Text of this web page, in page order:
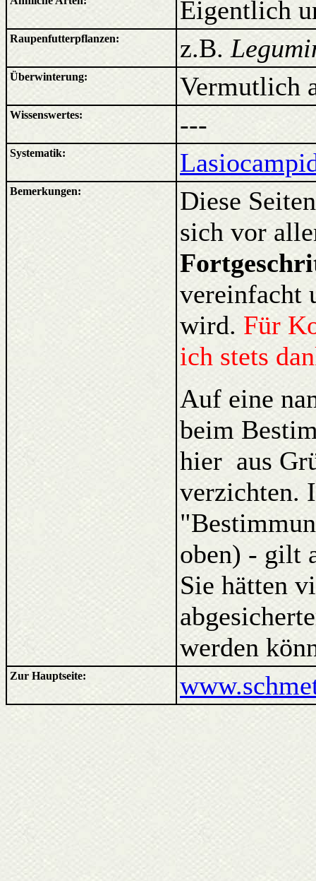
Eigentlich
Raupenfutterpflanzen: z.B.
Überwinterung: Vermutlich
Wissenswertes: ---
Systematik:
Bemerkungen:
Diese
sich vor
vereinfacht
wird. Für
ich stets
Auf eine
beim
hier aus
verzichten.
oben) - gilt
Sie hätten
werden
Zur Hauptseite: